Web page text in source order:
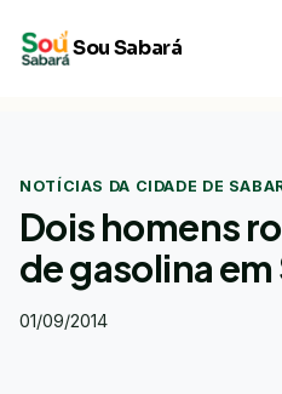
para
Sou Sabará
NOTÍCIAS DA CIDADE DE
Dois homens
de gasolina em
01/09/2014